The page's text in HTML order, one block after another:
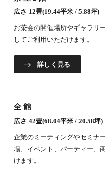
広さ 12畳(19.44平米 / 5.88坪)
お茶会の開催場所やギャラリ
してご利用いただけます。
詳しく見る
全館
広さ 42畳(68.04平米 / 20.58坪)
企業のミーティングやセミナ
場、イベント、パーティー、
けます。